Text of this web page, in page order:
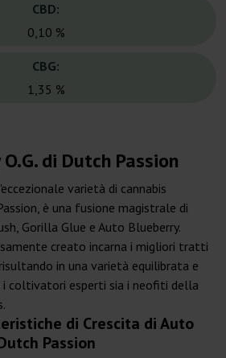
CBD:
0,10 %
CBG:
1,35 %
di Dutch Passion
varietà di cannabis
è una fusione magistrale di
Gorilla Glue e Auto Blueberry.
creato incarna i migliori tratti
in una varietà equilibrata e
coltivatori esperti sia i neofiti della
di Crescita di Auto
Passion